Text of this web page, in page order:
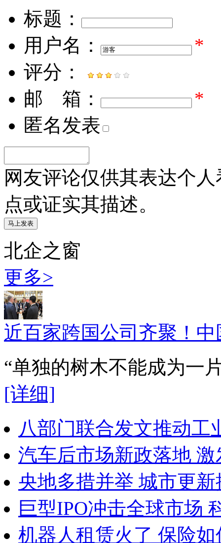
标题：
用户名：
*
评分：
邮 箱：
*
匿名发表
网友评论仅供其表达个
点或证实其描述。
北企之窗
更多>
近百家跨国公司齐聚！
“单独的树木不能成为一
[详细]
八部门联合发文推动工
汽车后市场新政落地
央地多措并举 城市更新
巨型IPO冲击全球市场
机器人租赁火了 保险